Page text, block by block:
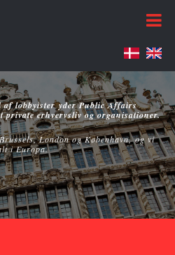
af lobbyister yder Public Affairs
erhvervsliv og organisationer.
London og København, og vi
i Europa.